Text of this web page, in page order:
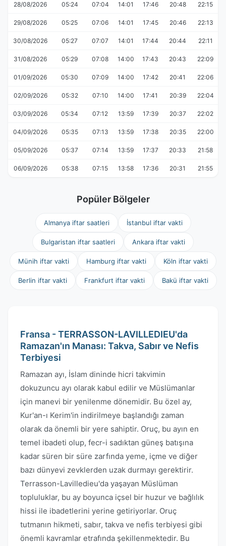
28/08/2026 05:24 07:04 14:01 17:46 20:48 22:15
29/08/2026 05:25 07:06 14:01 17:45 20:46 22:13
30/08/2026 05:27 07:07 14:01 17:44 20:44 22:11
31/08/2026 05:29 07:08 14:00 17:43 20:43 22:09
01/09/2026 05:30 07:09 14:00 17:42 20:41 22:06
02/09/2026 05:32 07:10 14:00 17:41 20:39 22:04
03/09/2026 05:34 07:12 13:59 17:39 20:37 22:02
04/09/2026 05:35 07:13 13:59 17:38 20:35 22:00
05/09/2026 05:37 07:14 13:59 17:37 20:33 21:58
06/09/2026 05:38 07:15 13:58 17:36 20:31 21:55
Popüler Bölgeler
Almanya iftar saatleri İstanbul iftar vakti
Bulgaristan iftar saatleri Ankara iftar vakti
Münih iftar vakti Hamburg iftar vakti Köln iftar vakti
Berlin iftar vakti Frankfurt iftar vakti Bakü iftar vakti
Fransa - TERRASSON-LAVILLEDIEU'da
Ramazan'ın Manası: Takva, Sabır ve Nefis
Terbiyesi
Ramazan ayı, İslam dininde hicri takvimin
dokuzuncu ayı olarak kabul edilir ve Müslümanlar
için manevi bir yenilenme dönemidir. Bu özel ay,
Kur'an-ı Kerim'in indirilmeye başlandığı zaman
olarak da önemli bir yere sahiptir. Oruç, bu ayın en
temel ibadeti olup, fecr-i sadıktan güneş batışına
kadar süren bir süre zarfında yeme, içme ve diğer
bazı dünyevi zevklerden uzak durmayı gerektirir.
Terrasson-Lavilledieu'da yaşayan Müslüman
topluluklar, bu ay boyunca içsel bir huzur ve bağlılık
hissi ile ibadetlerini yerine getiriyorlar. Oruç
tutmanın hikmeti, sabır, takva ve nefis terbiyesi gibi
önemli kavramlar etrafında şekillenmektedir. Bu